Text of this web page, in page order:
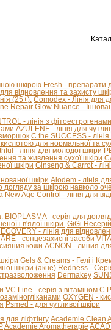
шкірою Fresh - препарати
відновлення та захисту
(25+). Comodex - Лінія для
Repair Glow Nuance -
- лінія з
AZULENE - лінія для
зморшок C the SUCCESS -
для нормальної та
- лінія для молодої шкіри
та живлення сухої шкіри
шкіри Ginseng & Carrot -
шкіри Alodem - лінія
догляду за шкірою навколо
New Age Control - лінія для
BIOPLASMA - серія для
і в'ялої шкіри. GiGi
- лінія для
- сонцезахисні засоби
кожи ACNON - линия
Gels & Creams - Гелі і
шкіри (акне) Redness -
Dermakey
VC Line - серія з вітаміном С
OXYGEN -
Psmed - для чутливої шкіри
для ліфтінгу Academie Clean
Academie Aromatherapie